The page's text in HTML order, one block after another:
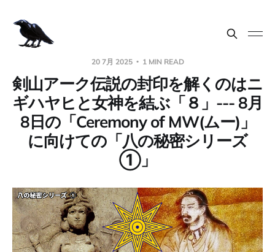
20 7月 2025 1 MIN READ
剣山アーク伝説の封印を解くのはニ
ギハヤヒと女神を結ぶ「８」--- 8月
8日の「Ceremony of MW(ムー)」
に向けての「八の秘密シリーズ
①」